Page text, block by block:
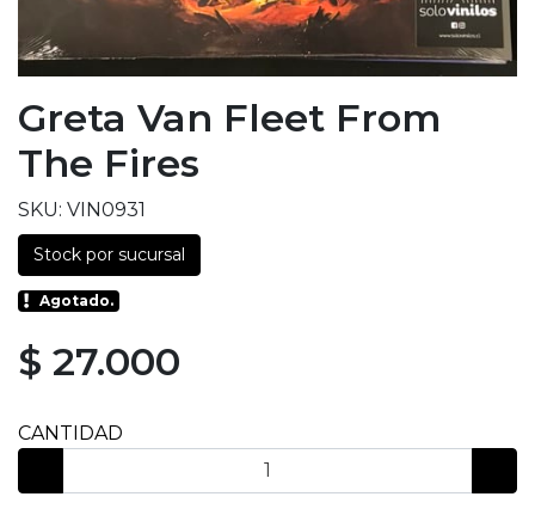
Greta Van Fleet From
The Fires
SKU: VIN0931
Stock por sucursal
Agotado.
$ 27.000
CANTIDAD